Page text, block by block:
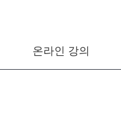
온라인 강의